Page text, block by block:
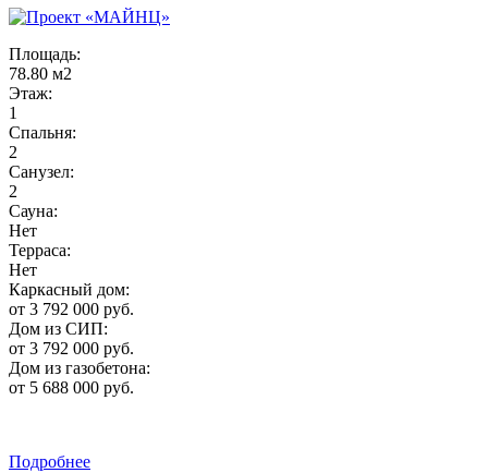
Площадь:
78.80 м2
Этаж:
1
Спальня:
2
Санузел:
2
Сауна:
Нет
Терраса:
Нет
Каркасный дом:
от 3 792 000 руб.
Дом из СИП:
от 3 792 000 руб.
Дом из газобетона:
от 5 688 000 руб.
Подробнее